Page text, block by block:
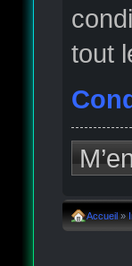
tout
Accueil »